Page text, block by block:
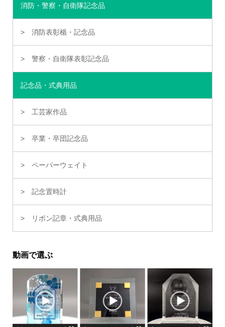
消防・警察・自衛隊記念品
消防表彰楯・記念品
警察・自衛隊表彰記念品
記念品・式典用品
工芸家作品
卒業・卒団記念品
ペーパーウェイト
記念置時計
リボン記章・式典用品
動画で選ぶ